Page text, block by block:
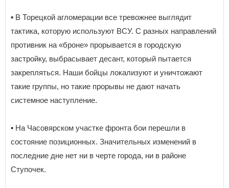
▪️ В Торецкой агломерации все тревожнее выглядит
тактика, которую используют ВСУ. С разных направлений
противник на «броне» прорывается в городскую
застройку, выбрасывает десант, который пытается
закрепляться. Наши бойцы локализуют и уничтожают
такие группы, но такие прорывы не дают начать
системное наступление.
▪️ На Часовярском участке фронта бои перешли в
состояние позиционных. Значительных изменений в
последние дне нет ни в черте города, ни в районе
Ступочек.